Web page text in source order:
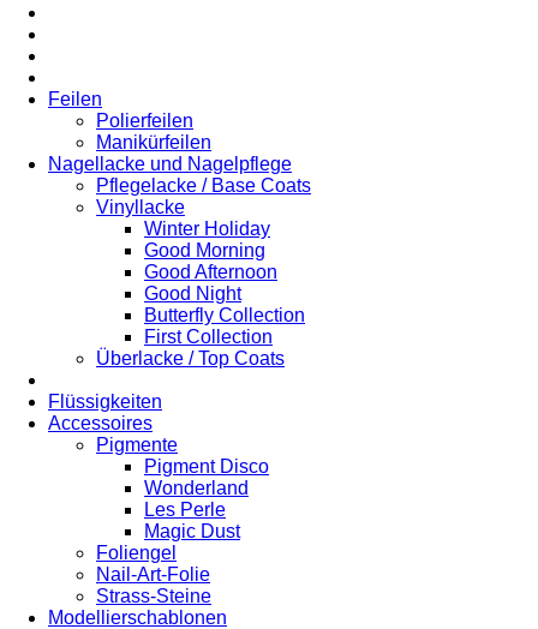
Feilen
Polierfeilen
Manikürfeilen
Nagellacke und Nagelpflege
Pflegelacke / Base Coats
Vinyllacke
Winter Holiday
Good Morning
Good Afternoon
Good Night
Butterfly Collection
First Collection
Überlacke / Top Coats
Flüssigkeiten
Accessoires
Pigmente
Pigment Disco
Wonderland
Les Perle
Magic Dust
Foliengel
Nail-Art-Folie
Strass-Steine
Modellierschablonen